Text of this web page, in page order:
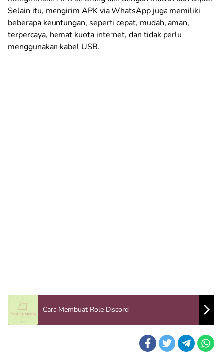
Selain itu, mengirim APK via WhatsApp juga memiliki
beberapa keuntungan, seperti cepat, mudah, aman,
terpercaya, hemat kuota internet, dan tidak perlu
menggunakan kabel USB.
Cara Membuat Role Discord